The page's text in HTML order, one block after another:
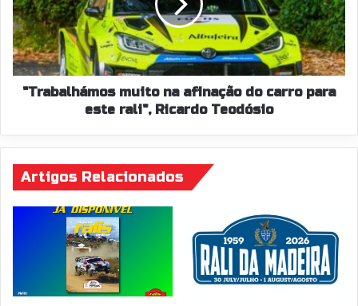
do
carro
para
este
rali",
Ricardo
"Trabalhámos muito na afinação do carro para
este rali", Ricardo Teodósio
Artigos Relacionados